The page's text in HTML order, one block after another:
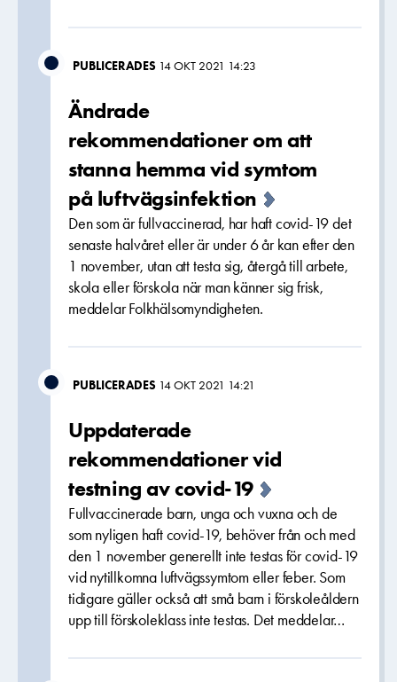
PUBLICERADES 14 OKT 2021 14:23
Ändrade
rekommendationer om att
stanna hemma vid symtom
på luftvägsinfektion
Den som är fullvaccinerad, har haft covid-19 det
senaste halvåret eller är under 6 år kan efter den
1 november, utan att testa sig, återgå till arbete,
skola eller förskola när man känner sig frisk,
meddelar Folkhälsomyndigheten.
PUBLICERADES 14 OKT 2021 14:21
Uppdaterade
rekommendationer vid
testning av covid-19
Fullvaccinerade barn, unga och vuxna och de
som nyligen haft covid-19, behöver från och med
den 1 november generellt inte testas för covid-19
vid nytillkomna luftvägssymtom eller feber. Som
tidigare gäller också att små barn i förskoleåldern
upp till förskoleklass inte testas. Det meddelar…